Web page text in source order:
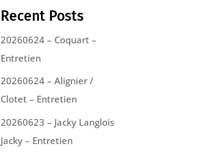
Recent Posts
20260624 – Coquart –
Entretien
20260624 – Alignier /
Clotet – Entretien
20260623 – Jacky Langlois
Jacky – Entretien